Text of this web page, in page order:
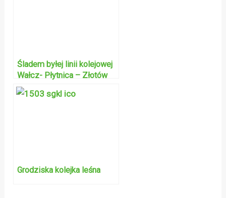
Śladem byłej linii kolejowej
Wałcz- Płytnica – Złotów
Grodziska kolejka leśna